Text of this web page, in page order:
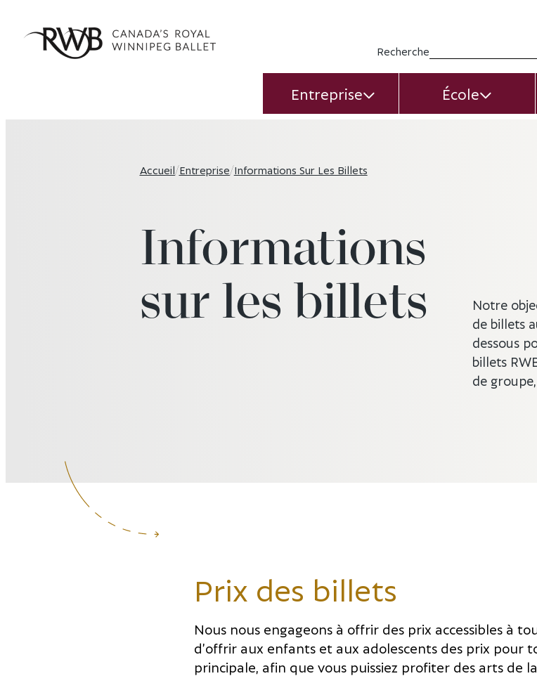
Recherche
EntrepriseEXPAND CHILD MENU
École
Informations
sur les billets
Notre
de billets
dessous
billets
de
Accueil/Entreprise/Informations Sur Les Billets
Prix des billets
Nous nous engageons à offrir des prix accessibles à
d’offrir aux enfants et aux adolescents des prix pour
principale, afin que vous puissiez profiter des arts de